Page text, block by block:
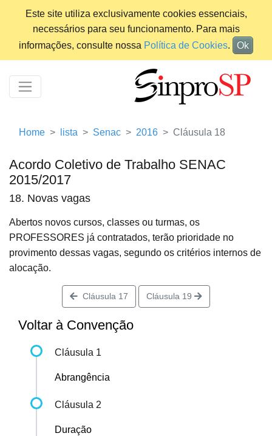
Este site utiliza exclusivamente cookies essenciais,
necessários para seu funcionamento. Para mais
informações, consulte nossa Política de Cookies. Ok
Home lista Senac 2016 Cláusula 18
Acordo Coletivo de Trabalho SENAC
2015/2017
18. Novas vagas
Abertos novos cursos, classes ou turmas, os
PROFESSORES já contratados, terão prioridade no
provimento dessas vagas, segundo os critérios internos de
alocação.
Cláusula 17 Cláusula 19
Voltar à Convenção
Cláusula 1
Abrangência
Cláusula 2
Duração